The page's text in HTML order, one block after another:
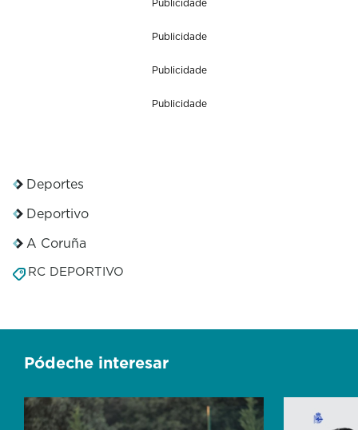
Publicidade
Publicidade
Publicidade
Publicidade
Deportes
Deportivo
A Coruña
RC DEPORTIVO
Pódeche interesar